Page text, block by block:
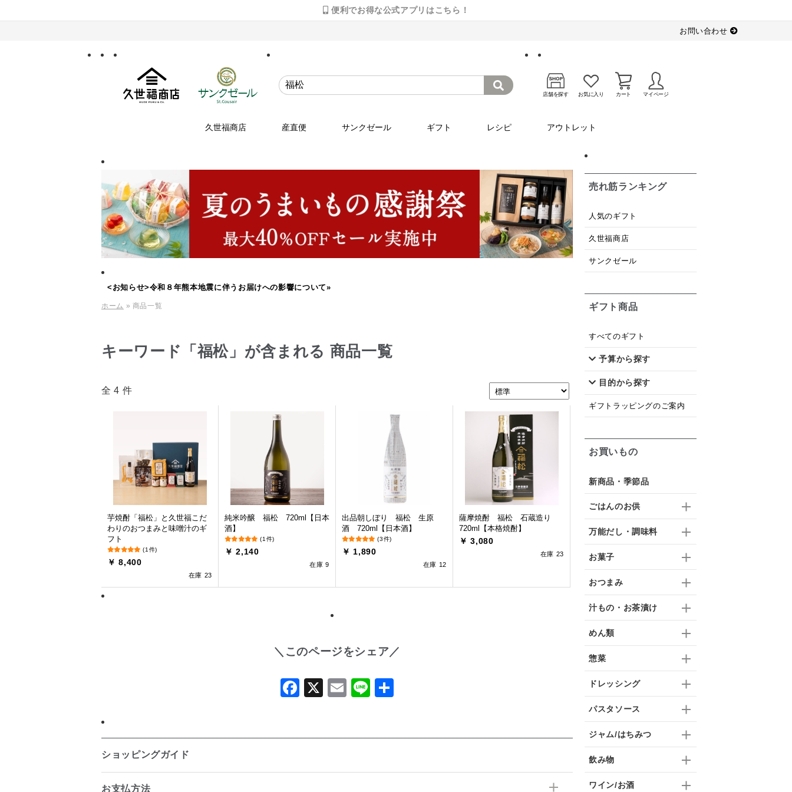
便利でお得な公式アプリはこちら！
お問い合わせ
店舗を探す お気に入り カート マイページ
久世福商店 産直便 サンクゼール ギフト レシピ アウトレット
<お知らせ>令和８年熊本地震に伴うお届けへの影響について»
ホーム » 商品一覧
キーワード「福松」が含まれる 商品一覧
全 4 件
芋焼酎「福松」と久世福こだ
わりのおつまみと味噌汁のギ
フト
(1件)
￥ 8,400
在庫 23
純米吟醸 福松 720ml【日本
酒】
(1件)
￥ 2,140
在庫 9
出品朝しぼり 福松 生原
酒 720ml【日本酒】
(3件)
￥ 1,890
在庫 12
薩摩焼酎 福松 石蔵造り
720ml【本格焼酎】
￥ 3,080
在庫 23
＼このページをシェア／
Facebook
X Email
Line
ショッピングガイド
お支払方法
売れ筋ランキング
人気のギフト
久世福商店
サンクゼール
ギフト商品
すべてのギフト
予算から探す
目的から探す
ギフトラッピングのご案内
お買いもの
新商品・季節品
ごはんのお供
万能だし・調味料
お菓子
おつまみ
汁もの・お茶漬け
めん類
惣菜
ドレッシング
パスタソース
ジャム/はちみつ
飲み物
ワイン/お酒